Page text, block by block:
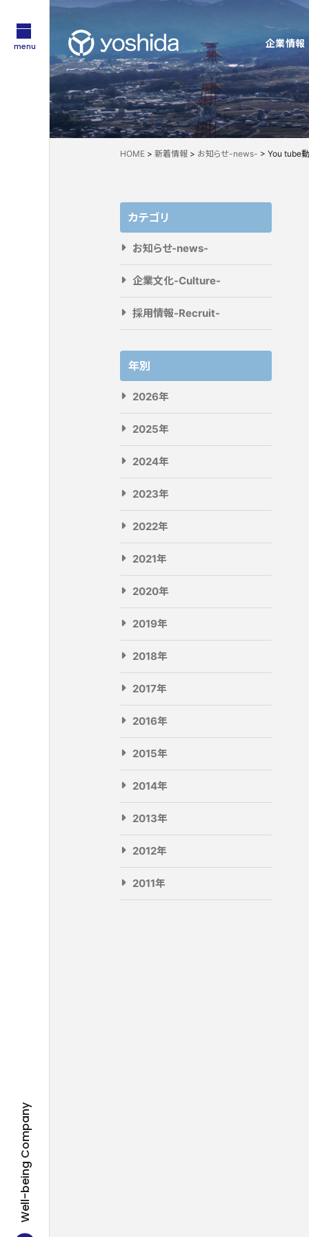
企業情報
企業情報
About Us
サステナビリティ
Sustainability
YOSHIDAの強み
Technology
採用情報
Recruit
HOME> 新着情報> お知らせ-news- > You tube動
カテゴリ
お知らせ-news-
企業文化-Culture-
採用情報-Recruit-
年別
2026年
2025年
2024年
2023年
2022年
2021年
2020年
2019年
2018年
2017年
2016年
2015年
2014年
2013年
2012年
2011年
menu
Well-being Company